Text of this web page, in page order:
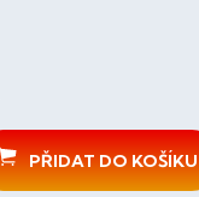
PŘIDAT DO KOŠÍKU